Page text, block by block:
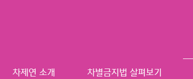
차제연 소개 차별금지법 살펴보기